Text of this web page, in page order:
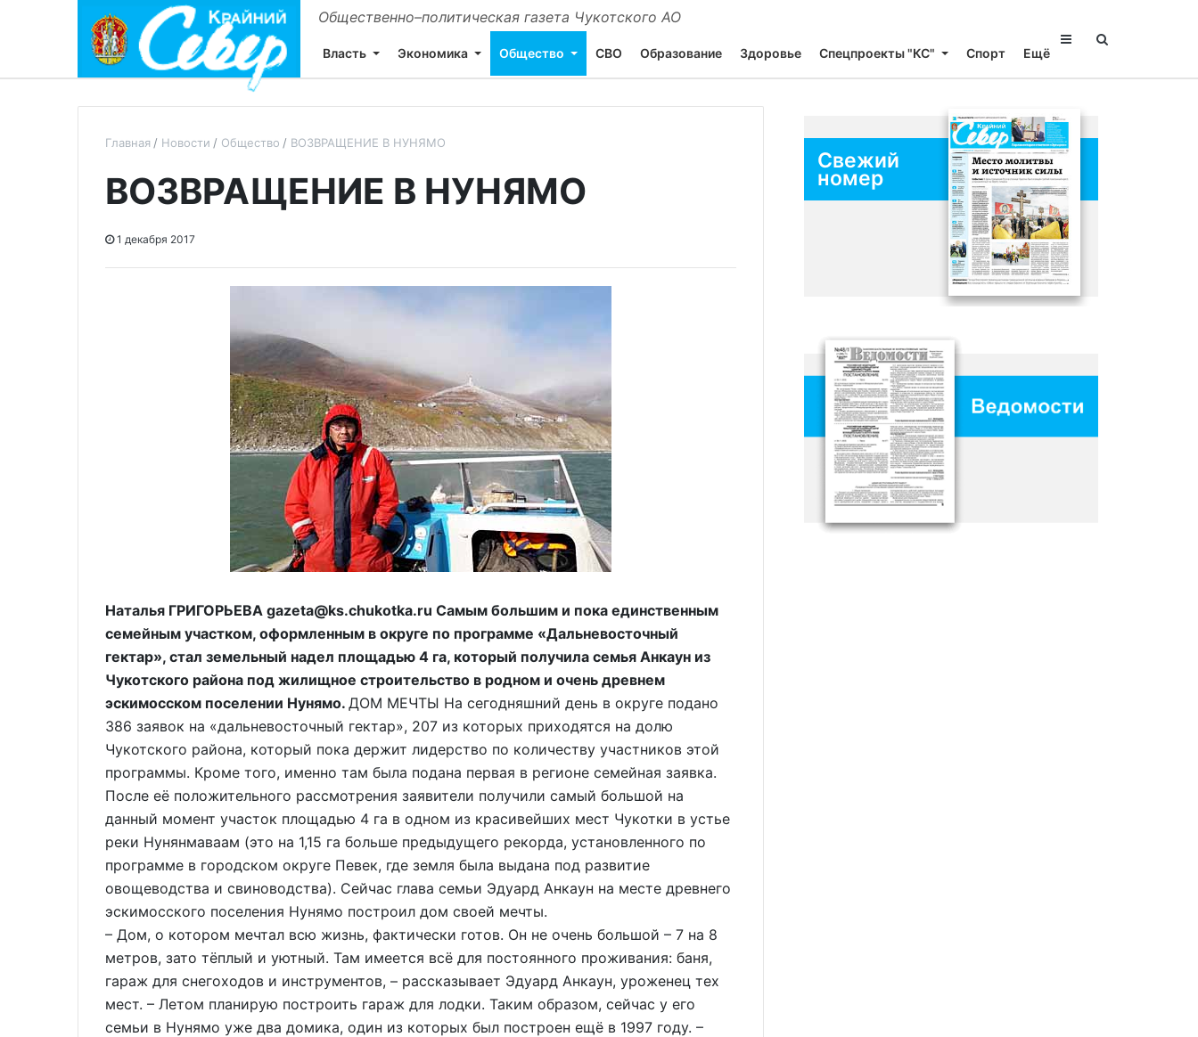
Общественно–политическая газета Чукотского АО
Власть Экономика Общество СВО Образование Здоровье Спецпроекты "КС" Спорт Ещё
Главная Новости Общество ВОЗВРАЩЕНИЕ В НУНЯМО
ВОЗВРАЩЕНИЕ В НУНЯМО
1 декабря 2017
Наталья ГРИГОРЬЕВА gazeta@ks.chukotka.ru Самым большим и пока единственным
семейным участком, оформленным в округе по программе «Дальневосточный
гектар», стал земельный надел площадью 4 га, который получила семья Анкаун из
Чукотского района под жилищное строительство в родном и очень древнем
эскимосском поселении Нунямо. ДОМ МЕЧТЫ На сегодняшний день в округе подано
386 заявок на «дальневосточный гектар», 207 из которых приходятся на долю
Чукотского района, который пока держит лидерство по количеству участников этой
программы. Кроме того, именно там была подана первая в регионе семейная заявка.
После её положительного рассмотрения заявители получили самый большой на
данный момент участок площадью 4 га в одном из красивейших мест Чукотки в устье
реки Нунянмаваам (это на 1,15 га больше предыдущего рекорда, установленного по
программе в городском округе Певек, где земля была выдана под развитие
овощеводства и свиноводства). Сейчас глава семьи Эдуард Анкаун на месте древнего
эскимосского поселения Нунямо построил дом своей мечты.
– Дом, о котором мечтал всю жизнь, фактически готов. Он не очень большой – 7 на 8
метров, зато тёплый и уютный. Там имеется всё для постоянного проживания: баня,
гараж для снегоходов и инструментов, – рассказывает Эдуард Анкаун, уроженец тех
мест. – Летом планирую построить гараж для лодки. Таким образом, сейчас у его
семьи в Нунямо уже два домика, один из которых был построен ещё в 1997 году. –
Свежий
номер